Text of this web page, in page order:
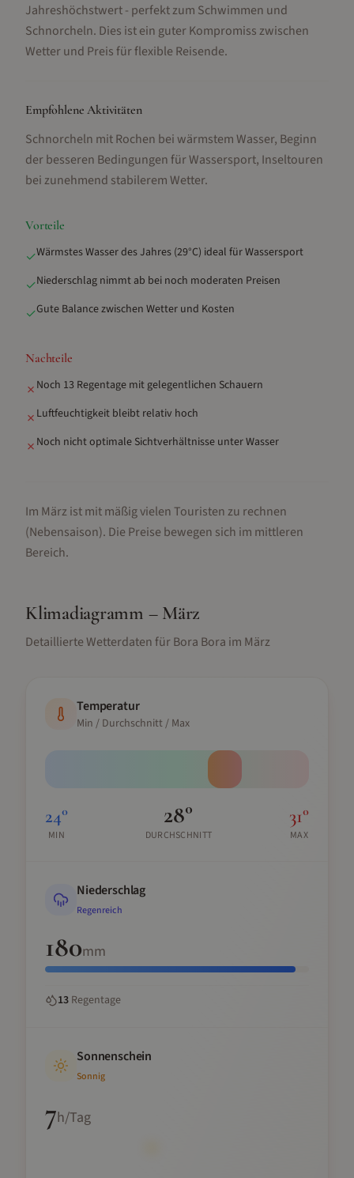
Jahreshöchstwert - perfekt zum Schwimmen und
Schnorcheln. Dies ist ein guter Kompromiss zwischen
Wetter und Preis für flexible Reisende.
Empfohlene Aktivitäten
Schnorcheln mit Rochen bei wärmstem Wasser, Beginn
der besseren Bedingungen für Wassersport, Inseltouren
bei zunehmend stabilerem Wetter.
Vorteile
✓Wärmstes Wasser des Jahres (29°C) ideal für Wassersport
✓Niederschlag nimmt ab bei noch moderaten Preisen
✓Gute Balance zwischen Wetter und Kosten
Nachteile
✗ Noch 13 Regentage mit gelegentlichen Schauern
✗ Luftfeuchtigkeit bleibt relativ hoch
✗ Noch nicht optimale Sichtverhältnisse unter Wasser
Im März ist mit mäßig vielen Touristen zu rechnen
(Nebensaison). Die Preise bewegen sich im mittleren
Bereich.
Klimadiagramm – März
Detaillierte Wetterdaten fürBora Bora im März
Temperatur
Min / Durchschnitt / Max
24°
MIN
28°
DURCHSCHNITT
31°
MAX
Niederschlag
Regenreich
180mm
13 Regentage
Sonnenschein
Sonnig
7h/Tag